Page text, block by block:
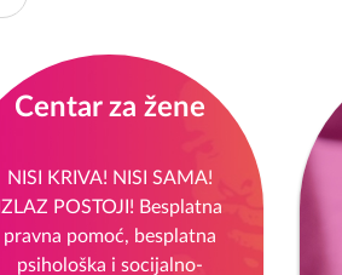
Centar za žene
NISI KRIVA! NISI SAMA!
IZLAZ POSTOJI! Besplatna
pravna pomoć, besplatna
psihološka i socijalno-